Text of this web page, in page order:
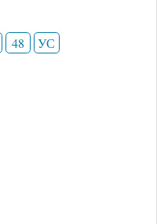
48 УС